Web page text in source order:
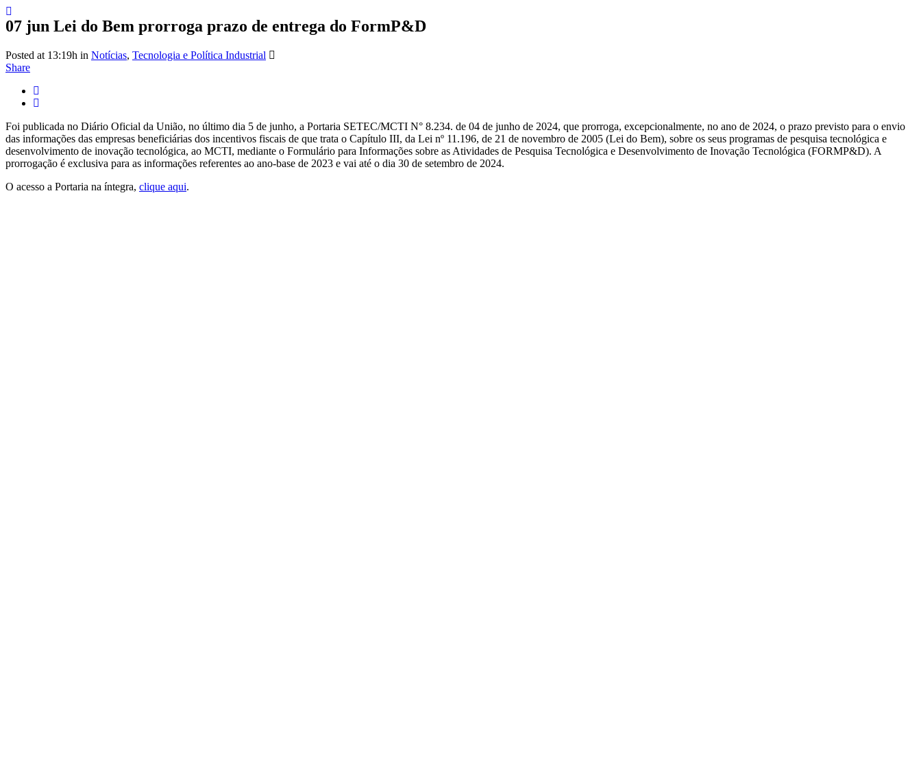
07 jun Lei do Bem prorroga prazo de entrega do FormP&D
Posted at 13:19h in Notícias, Tecnologia e Política Industrial
Share
Foi publicada no Diário Oficial da União, no último dia 5 de junho, a Portaria SETEC/MCTI N° 8.234. de 04 de junho de 2024, que prorroga, excepcionalmente, no ano de 2024, o prazo previsto para o envio
das informações das empresas beneficiárias dos incentivos fiscais de que trata o Capítulo III, da Lei nº 11.196, de 21 de novembro de 2005 (Lei do Bem), sobre os seus programas de pesquisa tecnológica e
desenvolvimento de inovação tecnológica, ao MCTI, mediante o Formulário para Informações sobre as Atividades de Pesquisa Tecnológica e Desenvolvimento de Inovação Tecnológica (FORMP&D). A
prorrogação é exclusiva para as informações referentes ao ano-base de 2023 e vai até o dia 30 de setembro de 2024.
O acesso a Portaria na íntegra, clique aqui.